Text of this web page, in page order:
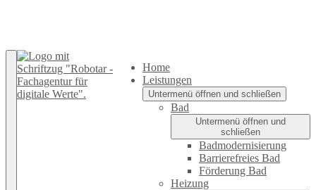
Home
Leistungen
Untermenü öffnen und schließen
Bad
Untermenü öffnen und
schließen
Badmodernisierung
Barrierefreies Bad
Förderung Bad
Heizung